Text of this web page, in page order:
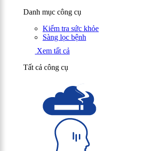
Danh mục công cụ
Kiểm tra sức khỏe
Sàng lọc bệnh
Xem tất cả
Tất cả công cụ